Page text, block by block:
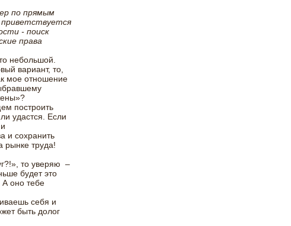
по прямым
- поиск
права
небольшой.
вариант, то,
мое отношение
построить
удастся. Если
и сохранить
рынке труда!
то уверяю –
будет это
оно тебе
себя и
быть долог